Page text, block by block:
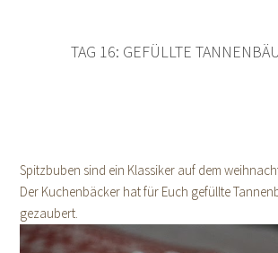
TAG 16: GEFÜLLTE
Spitzbuben sind ein Klassiker auf dem
Der Kuchenbäcker hat für Euch gefüllte
gezaubert.